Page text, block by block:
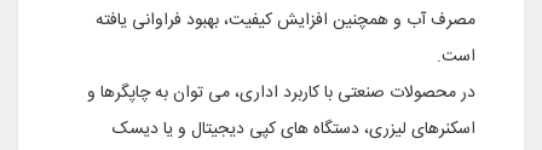
مصرف آب و همچنین افزایش کیفیت، بهبود فراوانى یافته
است.
در محصولات صنعتى با کاربرد ادارى، مى توان به چاپگرها و
اسکنرهاى لیزرى، دستگاه هاى کپى دیجیتال و یا دیسک